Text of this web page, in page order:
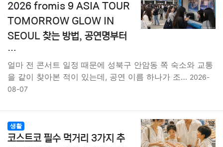
2026 fromis 9 ASIA TOUR
TOMORROW GLOW IN
SEOUL 찾는 방법, 공연명부터
…
얼마 전 콘서트 일정 때문에 성북구 안암동 쪽 숙소와 교통
을 같이 찾아본 적이 있는데, 공연 이름 하나가 조… 2026-
08-07
생활
코스트코 필수 먹거리 3가지 추